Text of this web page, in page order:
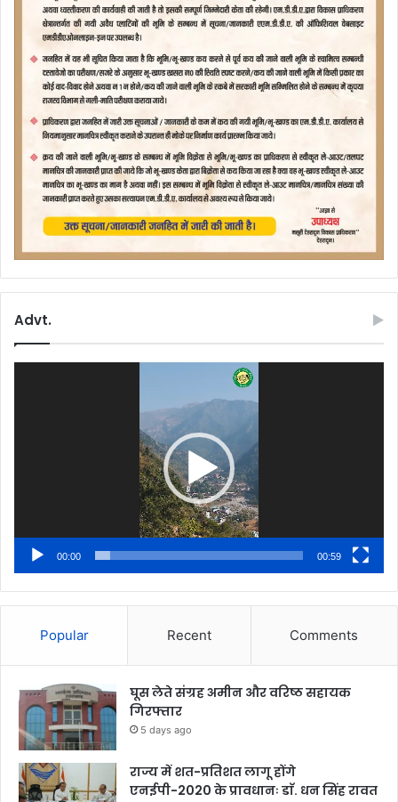
Advt.
00:00 00:59
Popular Recent Comments
घूस लेते संग्रह अमीन और वरिष्ठ सहायक
गिरफ्तार
5 days ago
राज्य में शत-प्रतिशत लागू होंगे
एनईपी-2020 के प्रावधानः डाॅ. धन सिंह रावत